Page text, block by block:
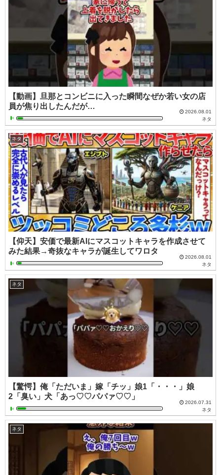
【動画】旦那とコンビニに入った瞬間なぜか若い女の店
員が焦り出したんだが…
2026.08.01
ネタ
ネタ
【仰天】安価で最新AIにマスコットキャラを作成させて
みた結果→奇抜なキャラが誕生してワロタ
2026.08.01
ネタ
ネタ
【驚愕】俺「ただいま」嫁「チッ」娘1「・・・」娘
2「臭い」犬「あっ♡♡パパァ♡♡」
2026.07.31
ネタ
ネタ